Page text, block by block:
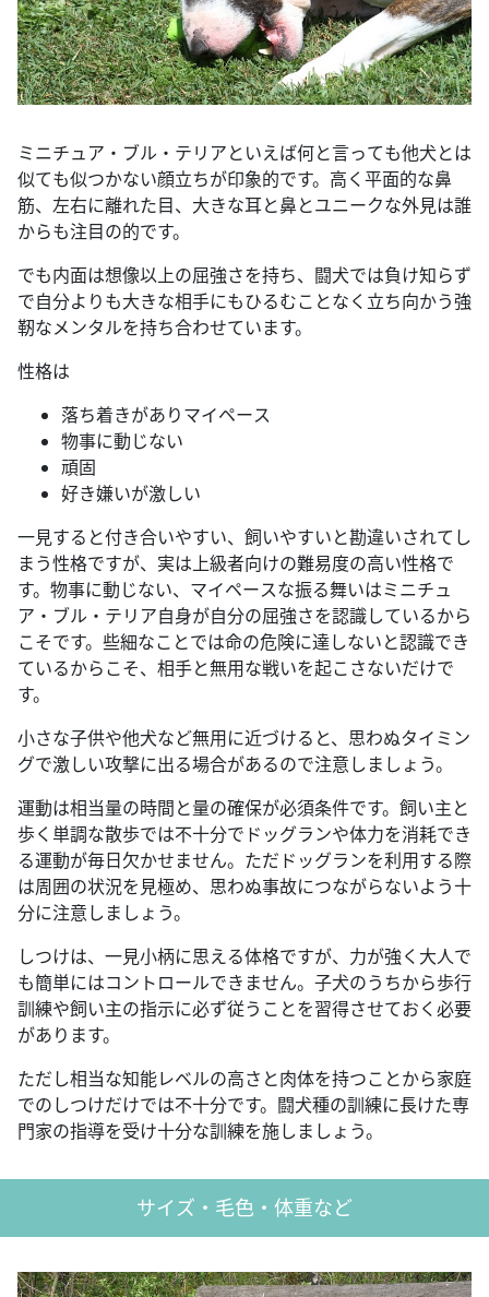
ミニチュア・ブル・テリアといえば何と言っても他犬とは
似ても似つかない顔立ちが印象的です。高く平面的な鼻
筋、左右に離れた目、大きな耳と鼻とユニークな外見は誰
からも注目の的です。
でも内面は想像以上の屈強さを持ち、闘犬では負け知らず
で自分よりも大きな相手にもひるむことなく立ち向かう強
靭なメンタルを持ち合わせています。
性格は
落ち着きがありマイペース
物事に動じない
頑固
好き嫌いが激しい
一見すると付き合いやすい、飼いやすいと勘違いされてし
まう性格ですが、実は上級者向けの難易度の高い性格で
す。物事に動じない、マイペースな振る舞いはミニチュ
ア・ブル・テリア自身が自分の屈強さを認識しているから
こそです。些細なことでは命の危険に達しないと認識でき
ているからこそ、相手と無用な戦いを起こさないだけで
す。
小さな子供や他犬など無用に近づけると、思わぬタイミン
グで激しい攻撃に出る場合があるので注意しましょう。
運動は相当量の時間と量の確保が必須条件です。飼い主と
歩く単調な散歩では不十分でドッグランや体力を消耗でき
る運動が毎日欠かせません。ただドッグランを利用する際
は周囲の状況を見極め、思わぬ事故につながらないよう十
分に注意しましょう。
しつけは、一見小柄に思える体格ですが、力が強く大人で
も簡単にはコントロールできません。子犬のうちから歩行
訓練や飼い主の指示に必ず従うことを習得させておく必要
があります。
ただし相当な知能レベルの高さと肉体を持つことから家庭
でのしつけだけでは不十分です。闘犬種の訓練に長けた専
門家の指導を受け十分な訓練を施しましょう。
サイズ・毛色・体重など